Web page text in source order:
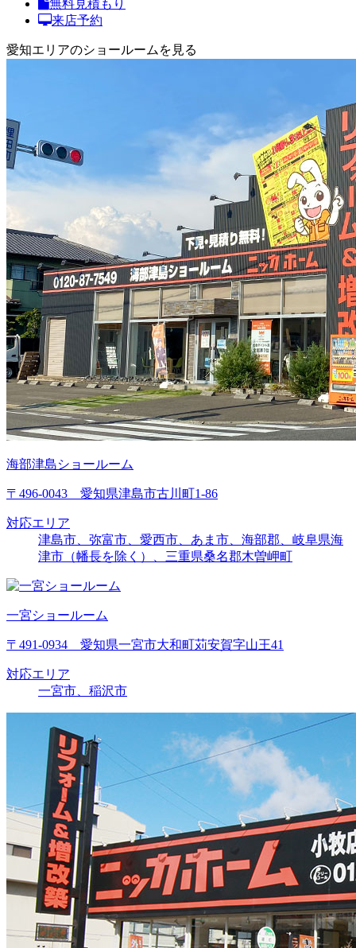
無料見積もり
来店予約
愛知エリアのショールームを見る
海部津島ショールーム
〒496-0043 愛知県津島市古川町1-86
対応エリア
津島市、弥富市、愛西市、あま市、海部郡、岐阜県海
津市（幡長を除く）、三重県桑名郡木曽岬町
一宮ショールーム
〒491-0934 愛知県一宮市大和町苅安賀字山王41
対応エリア
一宮市、稲沢市